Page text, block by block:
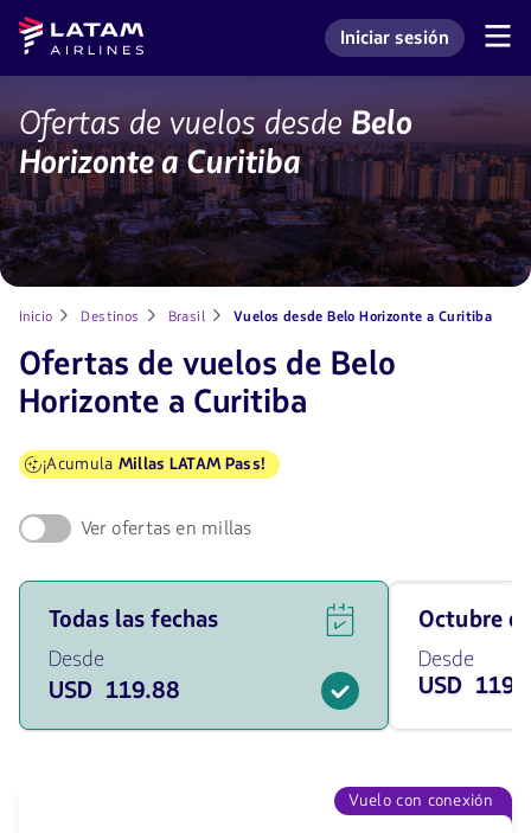
Saltar
menú.
Saltar al
contenido
principal.
Navegación
de
usuario.
Latam
Airlines
Ingresar a mi cuenta
Iniciar sesión
Pasajes
de
Belo
Horizonte
a
Curitiba
con
LATAM
Ofertas de vuelos desde Belo
Horizonte a Curitiba
Inicio Destinos Brasil Vuelos desde Belo Horizonte a Curitiba
Ofertas de vuelos de Belo
Horizonte a Curitiba
¡Acumula Millas LATAM Pass!
Ver ofertas en millas
Ver
ofertas
de
vuelos
para
las
Todas las fechas
Desde
USD 119.88
Viaja
en
Octubre
de
2026
119.88
octubre
Desde
USD
Vuelo con conexión